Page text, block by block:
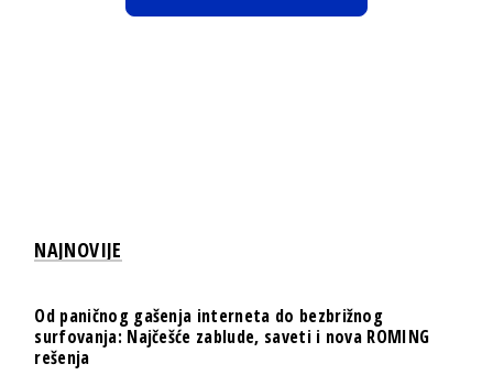
NAJNOVIJE
Od paničnog gašenja interneta do bezbrižnog
surfovanja: Najčešće zablude, saveti i nova ROMING
rešenja